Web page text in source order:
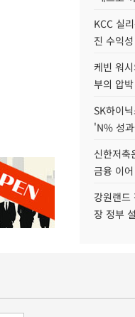
KCC 실
진 수익
케빈 워
부의 압
SK하이
'N% 성
신한저축
금융 이
강원랜
장 정부